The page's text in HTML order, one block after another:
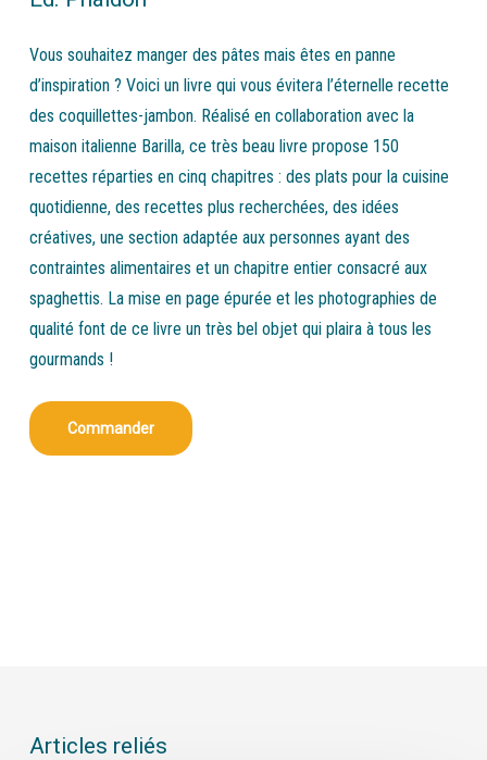
Vous souhaitez manger des pâtes mais êtes en panne
d’inspiration ? Voici un livre qui vous évitera l’éternelle recette
des coquillettes-jambon. Réalisé en collaboration avec la
maison italienne Barilla, ce très beau livre propose 150
recettes réparties en cinq chapitres : des plats pour la cuisine
quotidienne, des recettes plus recherchées, des idées
créatives, une section adaptée aux personnes ayant des
contraintes alimentaires et un chapitre entier consacré aux
spaghettis. La mise en page épurée et les photographies de
qualité font de ce livre un très bel objet qui plaira à tous les
gourmands !
Commander
Articles reliés